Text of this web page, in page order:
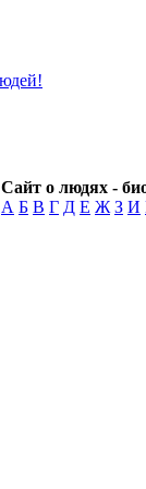
Сайт о людях -
А Б В Г Д Е Ж З И